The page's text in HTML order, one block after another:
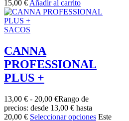
15,00 € Añadir al carrito
SACOS
CANNA
PROFESSIONAL
PLUS +
13,00 € - 20,00 €Rango de
precios: desde 13,00 € hasta
20,00 € Seleccionar opciones Este